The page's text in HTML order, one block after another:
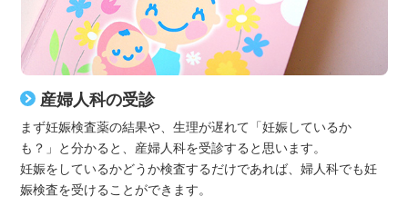
産婦人科の受診
まず妊娠検査薬の結果や、生理が遅れて「妊娠しているか
も？」と分かると、産婦人科を受診すると思います。
妊娠をしているかどうか検査するだけであれば、婦人科でも妊
娠検査を受けることができます。